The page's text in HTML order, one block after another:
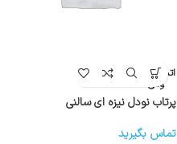
اتمام موج
ودی
پرتاب نودل نیزه ای سالنی
تماس بگیرید